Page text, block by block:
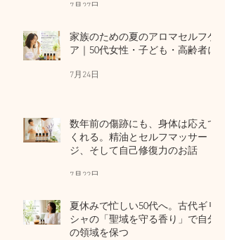
7月27日
家族のための夏のアロマセルフケ
ア｜50代女性・子ども・高齢者に
7月24日
数年前の傷跡にも、身体は応えて
くれる。精油とセルフマッサー
ジ、そして自己修復力のお話
7月22日
夏休みで忙しい50代へ。古代ギリ
シャの「聖域を守る香り」で自分
の領域を保つ